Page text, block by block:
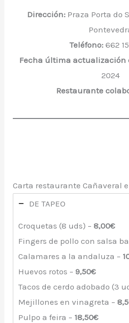
Dirección: Praza Porta do
Teléfono: 662
Fecha última actualización
2024
Restaurante
Carta restaurante Cañaveral
DE TAPEO
Croquetas (8 uds) –8,00€
Fingers de pollo con salsa
Calamares a la andaluza –
Huevos rotos –9,50€
Tacos de cerdo adobado (3
Mejillones en vinagreta –
Pulpo a feira – 18,50€